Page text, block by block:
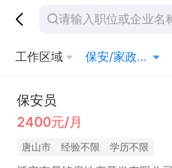
工作区域 保安/家政/其他生活服务
保安员
2400元/月
唐山市 经验不限 学历不限